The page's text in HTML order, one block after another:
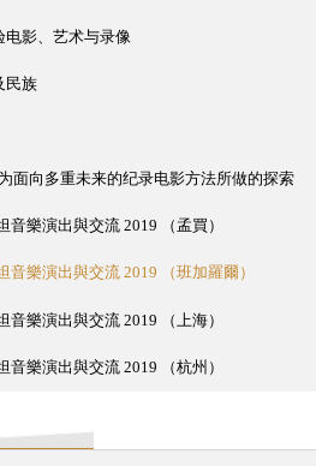
电影、艺术与录像
民族
面向多重未来的纪录电影方法所做的探索
音樂演出與交流 2019 （孟買）
音樂演出與交流 2019 （班加羅爾）
樂演出與交流 2019 （上海）
樂演出與交流 2019 （杭州）